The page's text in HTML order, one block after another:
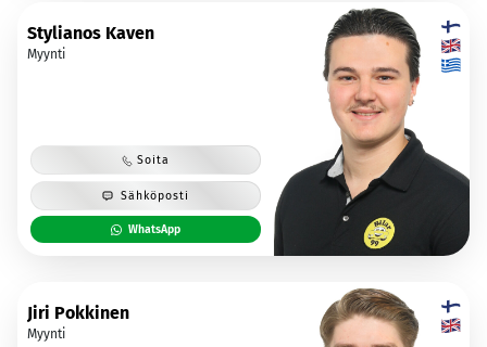
Stylianos Kaven
Myynti
Soita
Sähköposti
WhatsApp
Jiri Pokkinen
Myynti